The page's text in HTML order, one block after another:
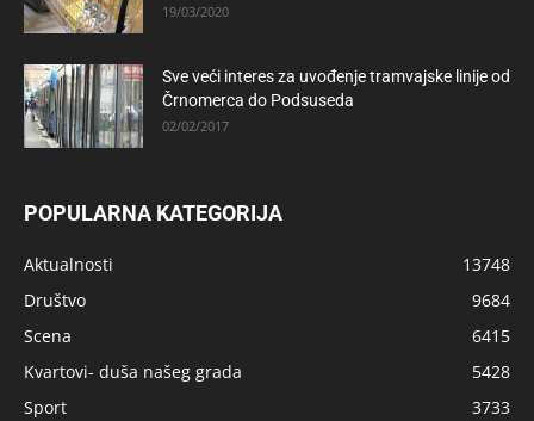
19/03/2020
Sve veći interes za uvođenje tramvajske linije od
Črnomerca do Podsuseda
02/02/2017
POPULARNA KATEGORIJA
Aktualnosti
13748
Društvo
9684
Scena
6415
Kvartovi- duša našeg grada
5428
Sport
3733